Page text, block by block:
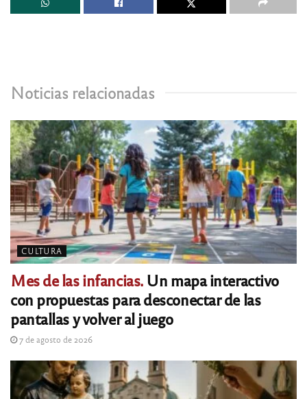
Noticias relacionadas
CULTURA
Mes de las infancias.Un mapa interactivo
con propuestas para desconectar de las
pantallas y volver al juego
7 de agosto de 2026